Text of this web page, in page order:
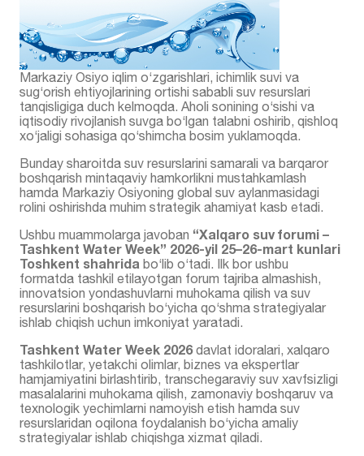
Markaziy Osiyo iqlim o‘zgarishlari, ichimlik suvi va
sug‘orish ehtiyojlarining ortishi sababli suv resurslari
tanqisligiga duch kelmoqda. Aholi sonining o‘sishi va
iqtisodiy rivojlanish suvga bo‘lgan talabni oshirib, qishloq
xo‘jaligi sohasiga qo‘shimcha bosim yuklamoqda.
Bunday sharoitda suv resurslarini samarali va barqaror
boshqarish mintaqaviy hamkorlikni mustahkamlash
hamda Markaziy Osiyoning global suv aylanmasidagi
rolini oshirishda muhim strategik ahamiyat kasb etadi.
Ushbu muammolarga javoban “Xalqaro suv forumi –
Tashkent Water Week” 2026-yil 25–26-mart kunlari
Toshkent shahrida bo‘lib o‘tadi. Ilk bor ushbu
formatda tashkil etilayotgan forum tajriba almashish,
innovatsion yondashuvlarni muhokama qilish va suv
resurslarini boshqarish bo‘yicha qo‘shma strategiyalar
ishlab chiqish uchun imkoniyat yaratadi.
Tashkent Water Week 2026davlat idoralari, xalqaro
tashkilotlar, yetakchi olimlar, biznes va ekspertlar
hamjamiyatini birlashtirib, transchegaraviy suv xavfsizligi
masalalarini muhokama qilish, zamonaviy boshqaruv va
texnologik yechimlarni namoyish etish hamda suv
resurslaridan oqilona foydalanish bo‘yicha amaliy
strategiyalar ishlab chiqishga xizmat qiladi.